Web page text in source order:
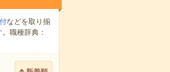
などを取り揃
職種辞典：